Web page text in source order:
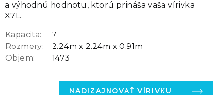
a výhodnú hodnotu, ktorú prináša vaša vírivka
X7L.
Kapacita:
7
Rozmery:
2.24m x 2.24m x 0.91m
Objem:
1473 l
NADIZAJNOVAŤ VÍRIVKU